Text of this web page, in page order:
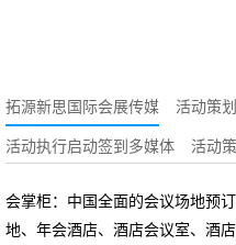
拓源新思国际会展传媒 活动策
活动执行启动签到多媒体
活动
会掌柜：中国全面的会议场地预
地、年会酒店、酒店会议室、酒